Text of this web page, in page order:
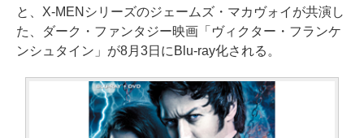
と、X-MENシリーズのジェームズ・マカヴォイが共演し
た、ダーク・ファンタジー映画「ヴィクター・フランケ
ンシュタイン」が8月3日にBlu-ray化される。